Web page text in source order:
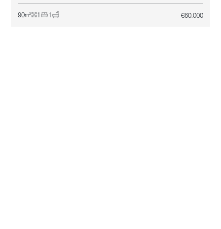
90m2 1 1 €60.000